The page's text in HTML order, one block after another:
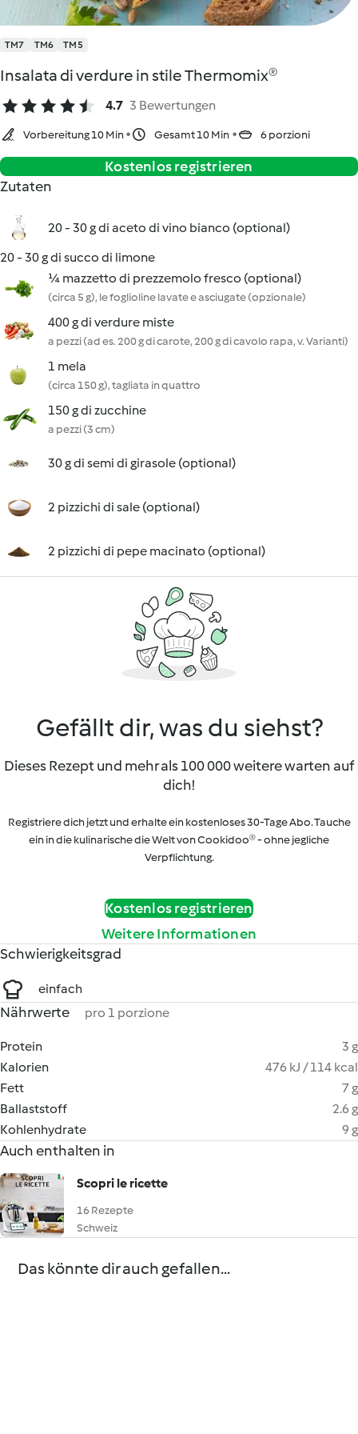
TM7 TM6 TM5
Insalata di verdure in stile Thermomix®
4.7 3 Bewertungen
Vorbereitung 10 Min Gesamt 10 Min 6 porzioni
Kostenlos registrieren
Zutaten
20 - 30 g di aceto di vino bianco (optional)
20 - 30 g di succo di limone
¼ mazzetto di prezzemolo fresco (optional)
(circa 5 g), le foglioline lavate e asciugate (opzionale)
400 g di verdure miste
a pezzi (ad es. 200 g di carote, 200 g di cavolo rapa, v. Varianti)
1 mela
(circa 150 g), tagliata in quattro
150 g di zucchine
a pezzi (3 cm)
30 g di semi di girasole (optional)
2 pizzichi di sale (optional)
2 pizzichi di pepe macinato (optional)
Gefällt dir, was du siehst?
Dieses Rezept und mehr als 100 000 weitere warten auf
dich!
Registriere dich jetzt und erhalte ein kostenloses 30-Tage Abo. Tauche
ein in die kulinarische die Welt von Cookidoo® - ohne jegliche
Verpflichtung.
Kostenlos registrieren
Weitere Informationen
Schwierigkeitsgrad
einfach
Nährwerte pro 1 porzione
Protein
3 g
Kalorien
476 kJ / 114 kcal
Fett
7 g
Ballaststoff
2.6 g
Kohlenhydrate
9 g
Auch enthalten in
Scopri le ricette
16 Rezepte
Schweiz
Das könnte dir auch gefallen...